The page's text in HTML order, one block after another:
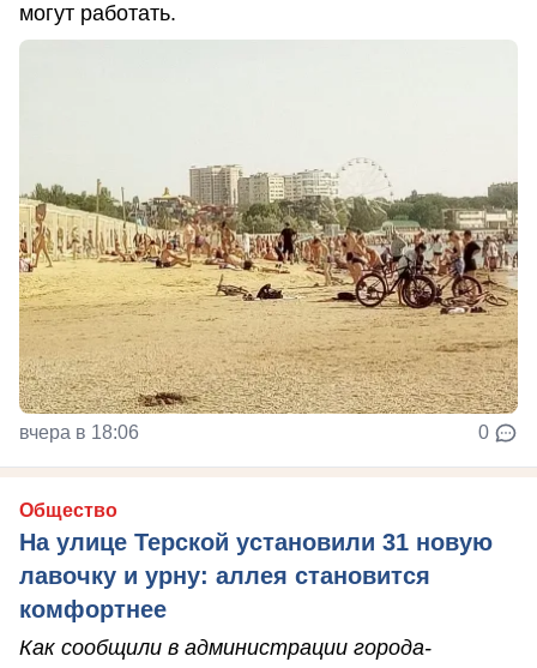
могут работать.
вчера в 18:06 0
Общество
На улице Терской установили 31 новую
лавочку и урну: аллея становится
комфортнее
Как сообщили в администрации города-